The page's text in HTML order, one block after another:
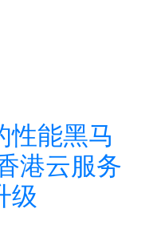
性能黑马
港云服务
级